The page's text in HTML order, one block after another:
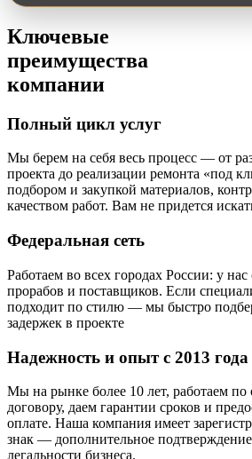
Ключевые
преимущества
компании
Полный цикл услуг
Мы берем на себя весь процесс — от
проекта до реализации ремонта «под
подбором и закупкой материалов,
качеством работ. Вам не придется
Федеральная сеть
Работаем во всех городах России: у нас
прорабов и поставщиков. Если
подходит по стилю — мы быстро
задержек в проекте
Надежность и опыт с 2013 года
Мы на рынке более 10 лет, работаем
договору, даем гарантии сроков и
оплате. Наша компания имеет
знак — дополнительное
легальности бизнеса.